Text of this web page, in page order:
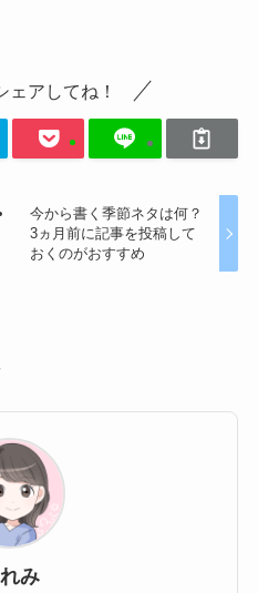
ェアしてね！
今から書く季節ネタは何？
3ヵ月前に記事を投稿して
おくのがおすすめ
み